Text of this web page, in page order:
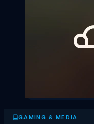
GAMING & MEDIA